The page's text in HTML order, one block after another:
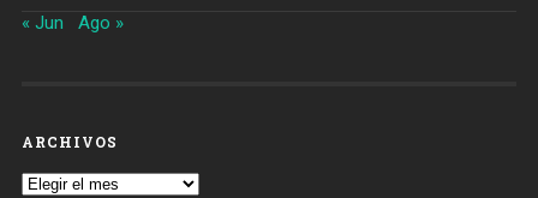
« Jun Ago »
ARCHIVOS
Archivos